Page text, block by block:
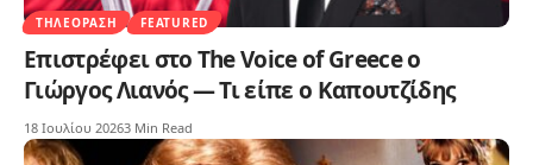
ΤΗΛΕΌΡΑΣΗ FEATURED
Επιστρέφει στο The Voice of Greece ο
Γιώργος Λιανός — Τι είπε ο Καπουτζίδης
18 Ιουλίου 20263 Min Read